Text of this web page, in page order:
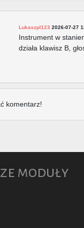
Lukaszpl123 2026-07-27
Instrument w
działa klawisz B,
komentarz!
moduły